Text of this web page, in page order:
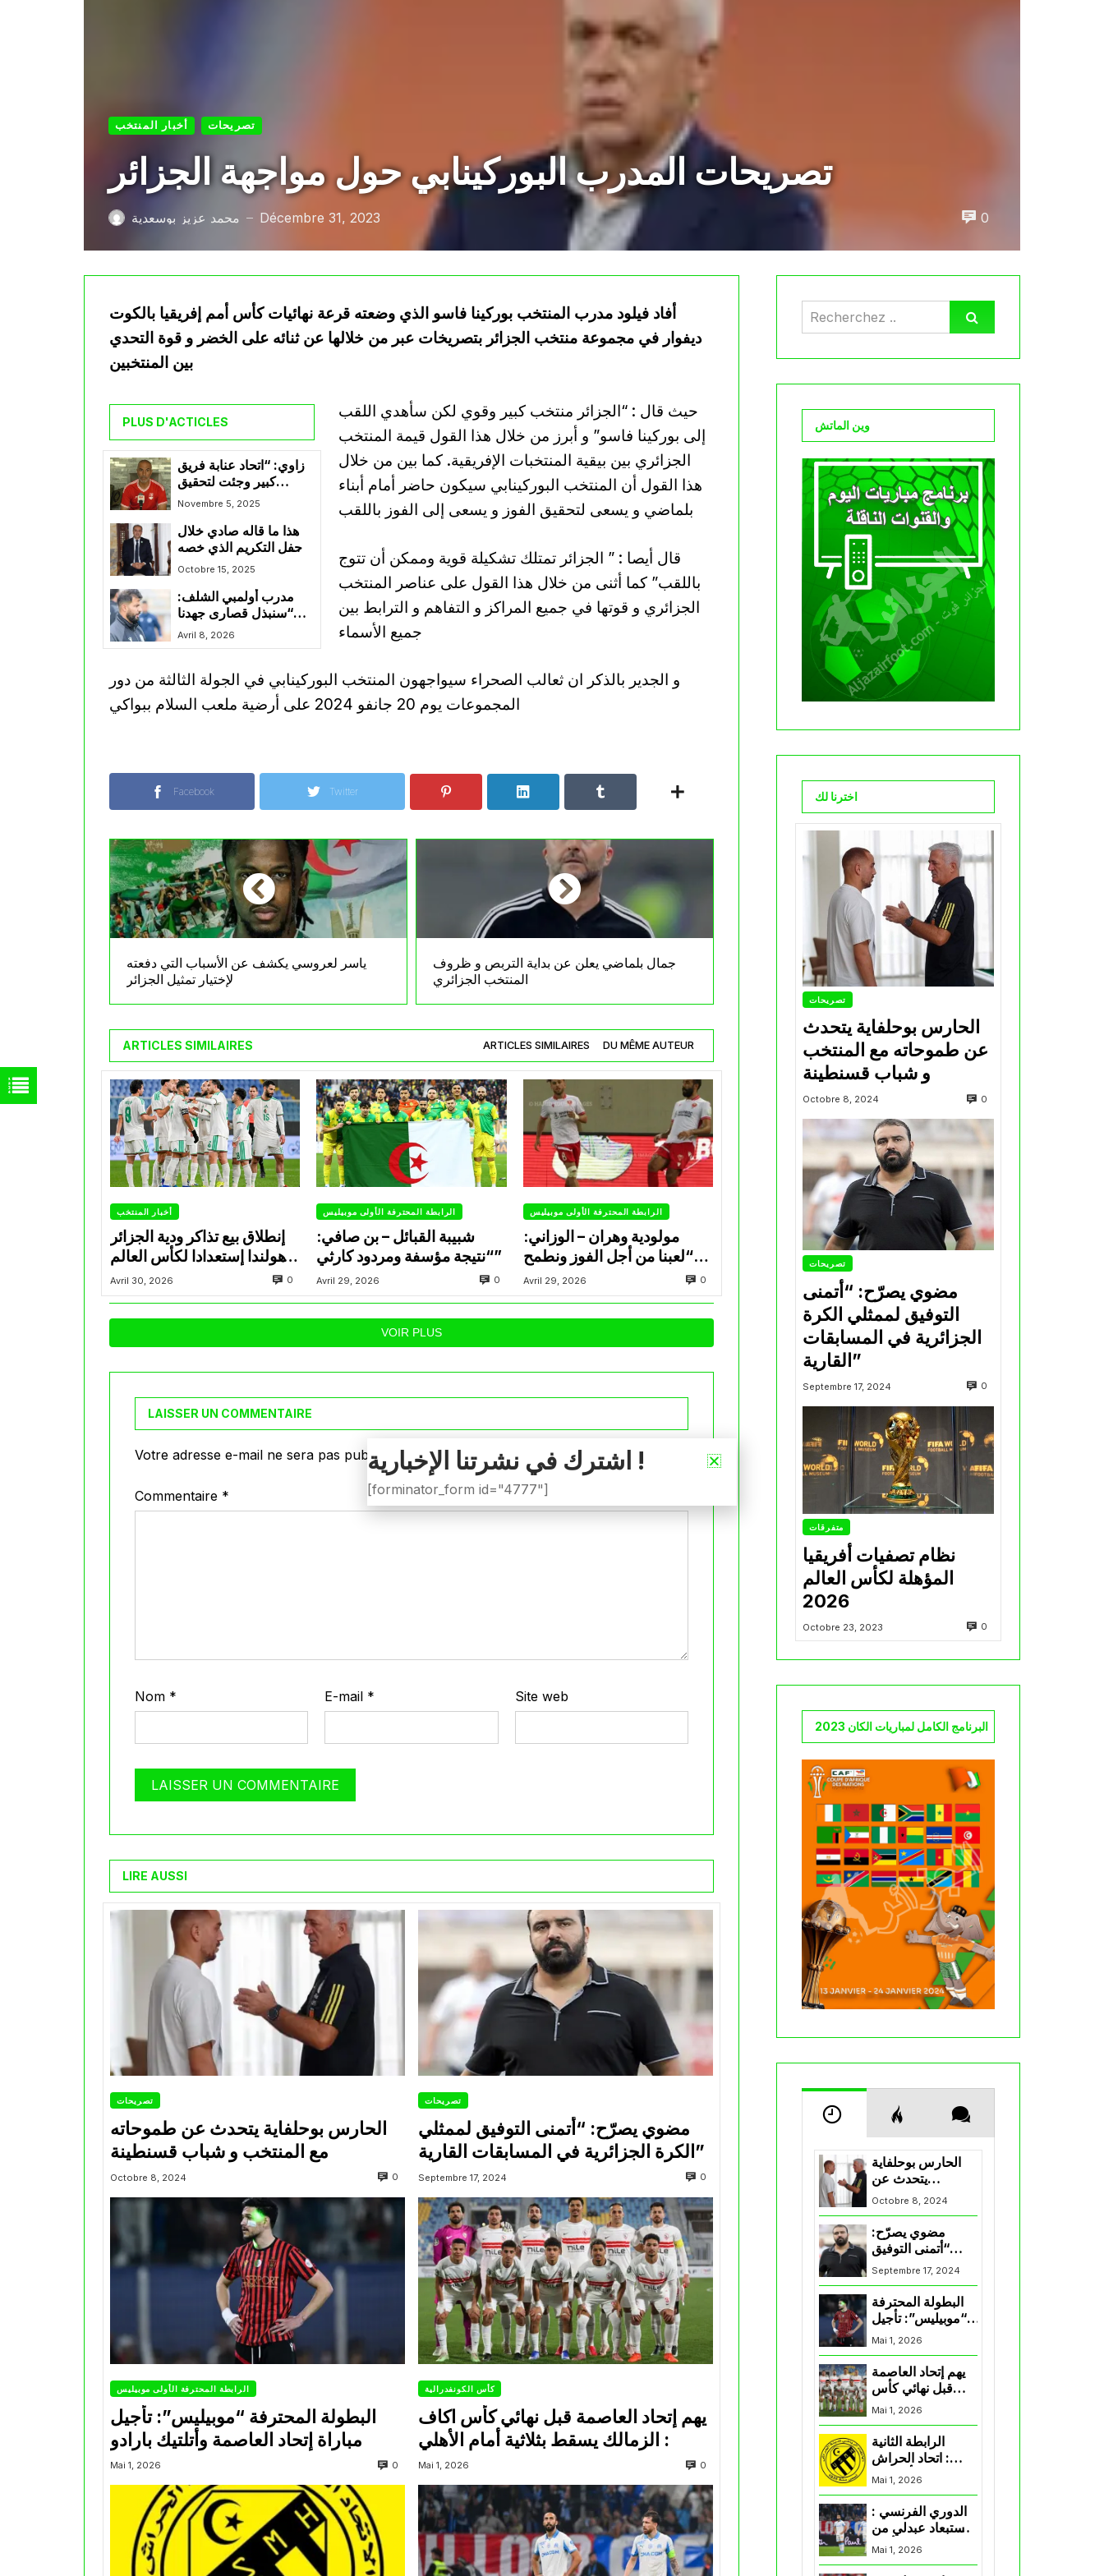
أخبار المنتخب تصريحات
تصريحات المدرب البوركينابي حول مواجهة الجزائر
محمد عزيز بوسعدية — Décembre 31, 2023 0
أفاد فيلود مدرب المنتخب بوركينا فاسو الذي وضعته قرعة نهائيات كأس أمم إفريقيا بالكوت
ديفوار في مجموعة منتخب الجزائر بتصريخات عبر من خلالها عن ثنائه على الخضر و قوة التحدي
بين المنتخبين
PLUS D'ACTICLES
زاوي: “اتحاد عنابة فريق
كبير وجئت لتحقيق
الصعود’
Novembre 5, 2025
هذا ما قاله صادي خلال
حفل التكريم الذي خصه
رئيس الجمهورية بلاعبي
Octobre 15, 2025
مدرب أولمبي الشلف:
“سنبذل قصارى جهدنا
للعودة بنتيجة إيجابية
وإنهاء الموسم بقوة”
Avril 8, 2026
حيث قال : “الجزائر منتخب كبير وقوي لكن سأهدي اللقب
إلى بوركينا فاسو” و أبرز من خلال هذا القول قيمة المنتخب
الجزائري بين بيقية المنتخبات الإفريقية. كما بين من خلال
هذا القول أن المنتخب البوركينابي سيكون حاضر أمام أبناء
بلماضي و يسعى لتحقيق الفوز و يسعى إلى الفوز باللقب
قال أيصا : ” الجزائر تمتلك تشكيلة قوية وممكن أن تتوج
باللقب” كما أثنى من خلال هذا القول على عناصر المنتخب
الجزائري و قوتها في جميع المراكز و التفاهم و الترابط بين
جميع الأسماء
و الجدير بالذكر ان ثعالب الصحراء سيواجهون المنتخب البوركينابي في الجولة الثالثة من دور
المجموعات يوم 20 جانفو 2024 على أرضية ملعب السلام ببواكي
Facebook Twitter
ياسر لعروسي يكشف عن الأسباب التي دفعته
لإختيار تمثيل الجزائر
جمال بلماضي يعلن عن بداية التربص و ظروف
المنتخب الجزائري
ARTICLES SIMILAIRES ARTICLES SIMILAIRES DU MÊME AUTEUR
أخبار المنتخب
إنطلاق بيع تذاكر ودية الجزائر
وهولندا إستعدادا لكأس العالم
2026
Avril 30, 2026 0
الرابطة المحترفة الأولى موبيليس
شبيبة القبائل – بن صافي:
“نتيجة مؤسفة ومردود كارثي”
Avril 29, 2026 0
الرابطة المحترفة الأولى موبيليس
مولودية وهران – الوزاني:
“لعبنا من أجل الفوز ونطمح
لإنهاء الموسم في البوديوم”
Avril 29, 2026 0
VOIR PLUS
LAISSER UN COMMENTAIRE
Votre adresse e-mail ne sera pas publiée. Les champs obligatoires sont indiqués avec
Commentaire *
Nom * E-mail * Site web
LIRE AUSSI
تصريحات
الحارس بوحلفاية يتحدث عن طموحاته
مع المنتخب و شباب قسنطينة
Octobre 8, 2024 0
تصريحات
مضوي يصرّح: “أتمنى التوفيق لممثلي
الكرة الجزائرية في المسابقات القارية”
Septembre 17, 2024 0
الرابطة المحترفة الأولى موبيليس
البطولة المحترفة “موبيليس”: تأجيل
مباراة إتحاد العاصمة وأتلتيك بارادو
Mai 1, 2026 0
كأس الكونفدرالية
يهم إتحاد العاصمة قبل نهائي كأس اكاف
Mai 1, 2026 0
وين الماتش
اخترنا لك
تصريحات
الحارس بوحلفاية يتحدث
عن طموحاته مع المنتخب
و شباب قسنطينة
Octobre 8, 2024 0
تصريحات
مضوي يصرّح: “أتمنى
التوفيق لممثلي الكرة
الجزائرية في المسابقات
القارية”
Septembre 17, 2024 0
متفرقات
نظام تصفيات أفريقيا
المؤهلة لكأس العالم
2026
Octobre 23, 2023 0
البرنامج الكامل لمباريات الكان 2023
الحارس بوحلفاية
يتحدث عن
طموحاته مع
المنتخب و شباب
قسنطينة
Octobre 8, 2024
مضوي يصرّح:
“أتمنى التوفيق
لممثلي الكرة
الجزائرية في
Septembre 17, 2024
البطولة المحترفة
“موبيليس”: تأجيل
مباراة إتحاد
العاصمة وأتلتيك
بارادو
Mai 1, 2026
يهم إتحاد العاصمة
قبل نهائي كأس
اكاف : الزمالك
يسقط بثلاثية أمام
Mai 1, 2026
الرابطة الثانية
: اتحاد الحراش
يحسم التأهل إلى
“البلاي أوف”
Mai 1, 2026
الدوري الفرنسي :
استبعاد عبدلي من
قائمة مرسيليا أمام
Mai 1, 2026
اشترك في نشرتنا الإخبارية !
[forminator_form id="4777"]